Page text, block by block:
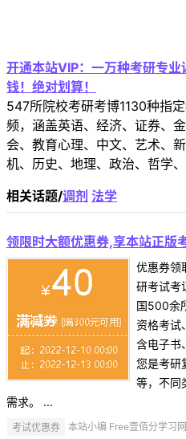
开通本站VIP：一万种考研专
钱！绝对划算！
547所院校考研考博1130种指
频，涵盖英语、经济、证券、
会、教育心理、中文、艺术、
机、历史、地理、政治、哲学
相关话题/调剂 法学
领限时大额优惠券,享本站正版
优惠券领
研考试考
国500余
资格考试
含电子书
您是考研
等，不同
需求。 ...
考试优惠券 本站小编 Free壹佰分学习